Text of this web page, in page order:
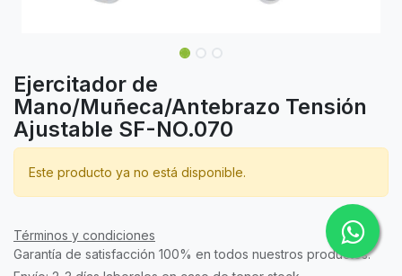
Ejercitador de
Mano/Muñeca/Antebrazo Tensión
Ajustable SF-NO.070
Este producto ya no está disponible.
Términos y condiciones
Garantía de satisfacción 100% en todos nuestros productos.